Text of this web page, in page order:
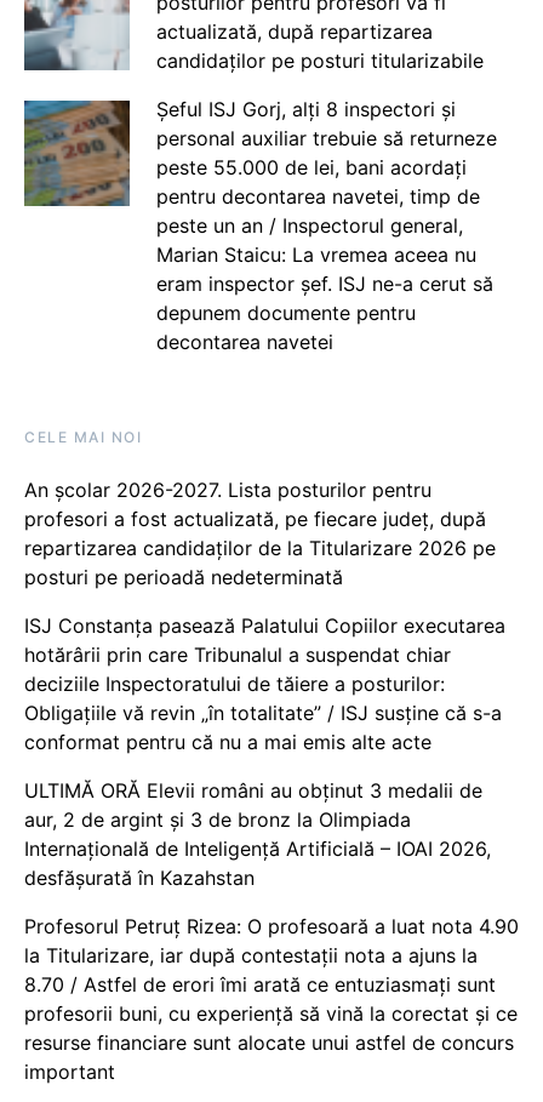
actualizată, după repartizarea
candidaților pe posturi titularizabile
Șeful ISJ Gorj, alți 8 inspectori și
personal auxiliar trebuie să returneze
peste 55.000 de lei, bani acordați
pentru decontarea navetei, timp de
peste un an / Inspectorul general,
Marian Staicu: La vremea aceea nu
eram inspector șef. ISJ ne-a cerut să
depunem documente pentru
decontarea navetei
CELE MAI NOI
An școlar 2026-2027. Lista posturilor pentru
profesori a fost actualizată, pe fiecare județ, după
repartizarea candidaților de la Titularizare 2026 pe
posturi pe perioadă nedeterminată
ISJ Constanța pasează Palatului Copiilor executarea
hotărârii prin care Tribunalul a suspendat chiar
deciziile Inspectoratului de tăiere a posturilor:
Obligațiile vă revin „în totalitate” / ISJ susține că s-a
conformat pentru că nu a mai emis alte acte
ULTIMĂ ORĂ Elevii români au obținut 3 medalii de
aur, 2 de argint și 3 de bronz la Olimpiada
Internațională de Inteligență Artificială – IOAI 2026,
desfășurată în Kazahstan
Profesorul Petruț Rizea: O profesoară a luat nota 4.90
la Titularizare, iar după contestații nota a ajuns la
8.70 / Astfel de erori îmi arată ce entuziasmați sunt
profesorii buni, cu experiență să vină la corectat și ce
resurse financiare sunt alocate unui astfel de concurs
important